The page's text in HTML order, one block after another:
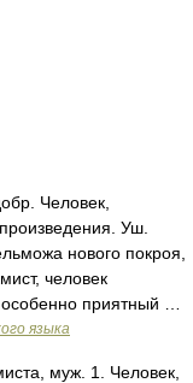
Человек,
Уш.
нового покроя,
человек
приятный …
языка
муж. 1. Человек,